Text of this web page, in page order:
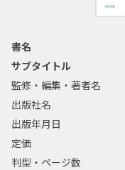
書名
サブタイトル
監修・編集・著者名
出版社名
出版年月日
定価
判型・ページ数